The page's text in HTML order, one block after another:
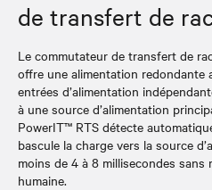
de transfert de
Le commutateur de transfert de
offre une alimentation redondante
entrées d’alimentation
à une source d’alimentation
PowerIT™ RTS détecte
bascule la charge vers la source
moins de 4 à 8 millisecondes
humaine.